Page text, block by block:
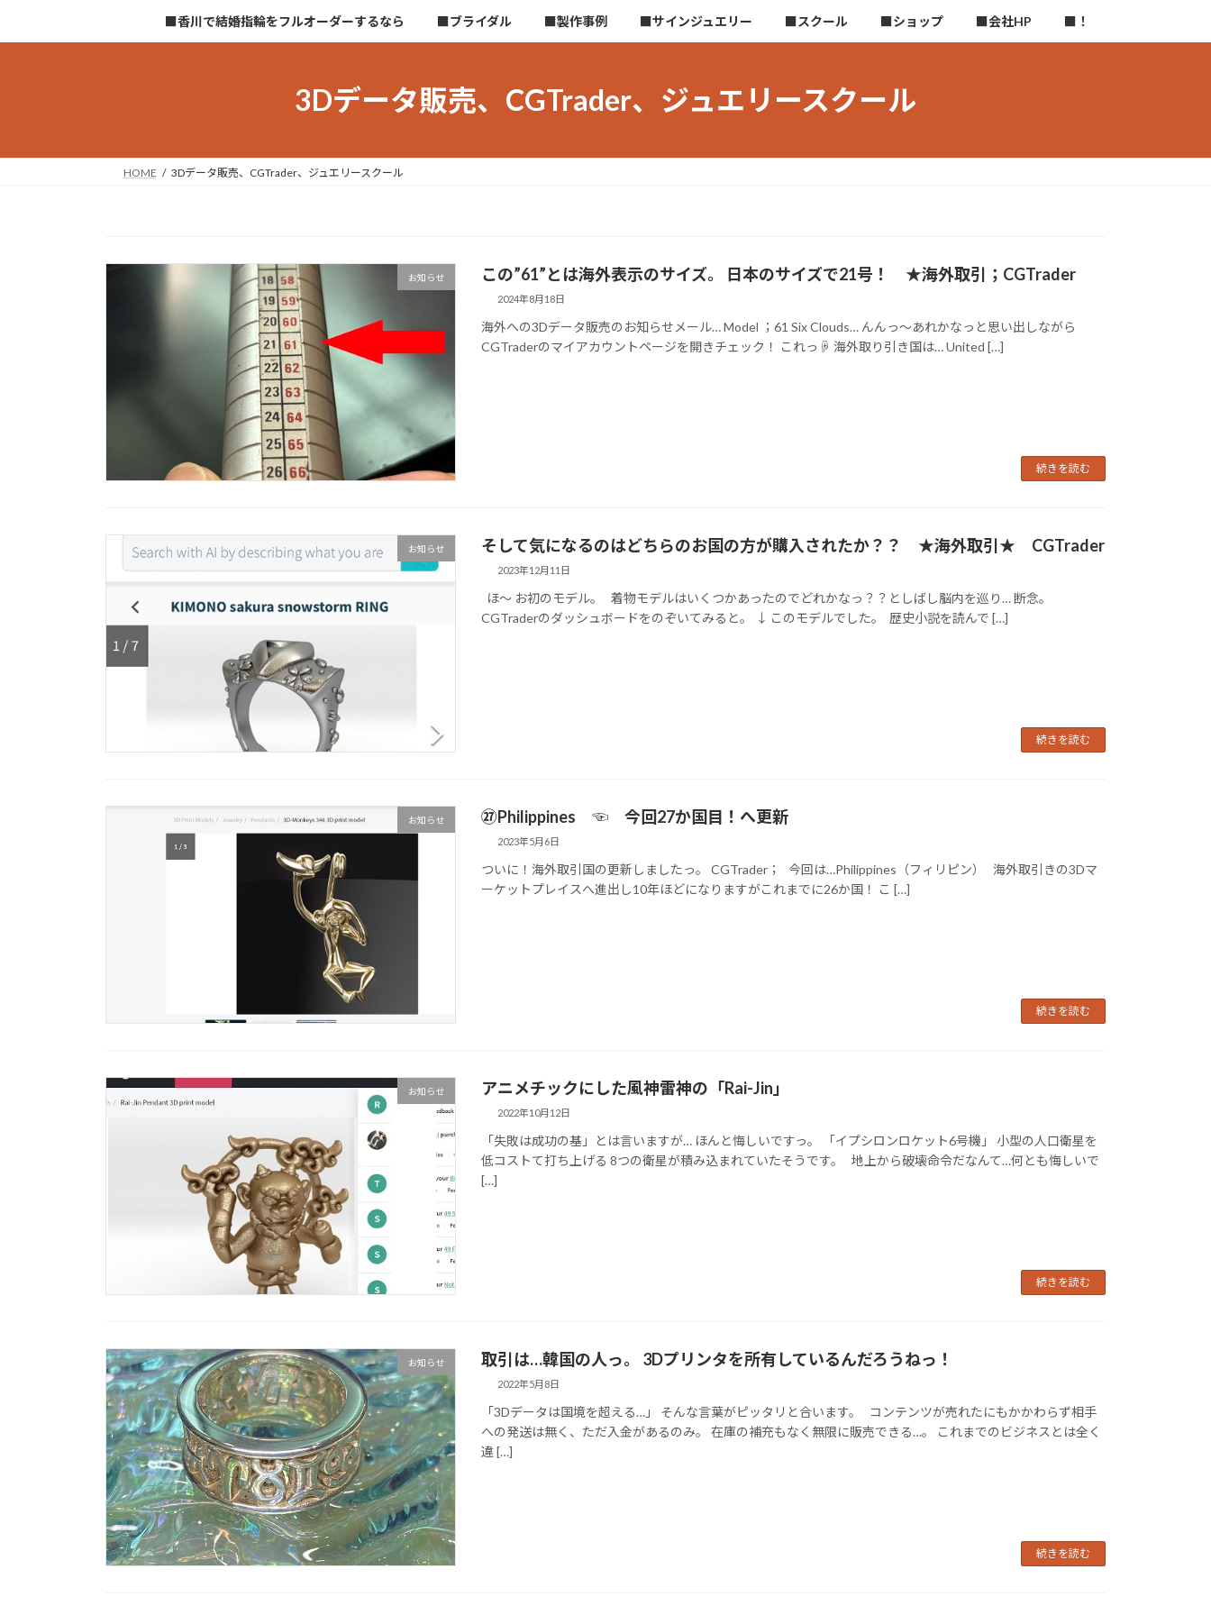
キ
に
■香川で結婚指輪をフルオーダーするなら ■ブライダル ■製作事例 ■サインジュエリー ■スクール ■ショップ ■会社HP ■！
3Dデータ販売、CGTrader、ジュエリースクール
HOME 3Dデータ販売、CGTrader、ジュエリースクール
お知らせ この”61”とは海外表示のサイズ。 日本のサイズで21号！ ★海外取引；CGTrader
2024年8月18日
海外への3Dデータ販売のお知らせメール… Model ；61 Six Clouds… んんっ～あれかなっと思い出しながら
CGTraderのマイアカウントページを開きチェック！ これっ☟ 海外取り引き国は… United […]
続きを読む
お知らせ そして気になるのはどちらのお国の方が購入されたか？？ ★海外取引★ CGTrader
2023年12月11日
ほ～ お初のモデル。 着物モデルはいくつかあったのでどれかなっ？？としばし脳内を巡り… 断念。
CGTraderのダッシュボードをのぞいてみると。 ↓ このモデルでした。 歴史小説を読んで […]
続きを読む
お知らせ ㉗Philippines ☜ 今回27か国目！へ更新
2023年5月6日
ついに！海外取引国の更新しましたっ。 CGTrader； 今回は…Philippines（フィリピン） 海外取引きの3Dマ
ーケットプレイスへ進出し10年ほどになりますがこれまでに26か国！ こ […]
続きを読む
お知らせ アニメチックにした風神雷神の「Rai-Jin」
2022年10月12日
「失敗は成功の基」とは言いますが… ほんと悔しいですっ。 「イプシロンロケット6号機」 小型の人口衛星を
低コストて打ち上げる 8つの衛星が積み込まれていたそうです。 地上から破壊命令だなんて…何とも悔しいで
[…]
続きを読む
お知らせ 取引は…韓国の人っ。 3Dプリンタを所有しているんだろうねっ！
2022年5月8日
「3Dデータは国境を超える…」 そんな言葉がピッタリと合います。 コンテンツが売れたにもかかわらず相手
への発送は無く、ただ入金があるのみ。 在庫の補充もなく無限に販売できる…。 これまでのビジネスとは全く
違 […]
続きを読む